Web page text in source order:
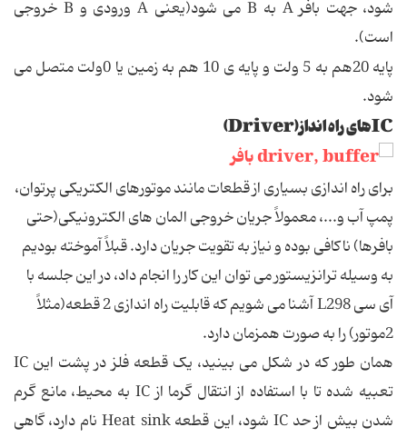
شود، جهت بافر A به B می شود(یعنی A ورودی و B خروجی
است).
پایه 20هم به 5 ولت و پایه ی 10 هم به زمین یا 0ولت متصل می
شود.
ICهای راه انداز(Driver)
برای راه اندازی بسیاری از قطعات مانند موتورهای الکتریکی پرتوان،
پمپ آب و...، معمولاً جریان خروجی المان های الکترونیکی(حتی
بافرها) ناکافی بوده و نیاز به تقویت جریان دارد. قبلاً آموخته بودیم
به وسیله ترانزیستور می توان این کار را انجام داد، در این جلسه با
آی سی L298 آشنا می شویم که قابلیت راه اندازی 2 قطعه(مثلاً
2موتور) را به صورت همزمان دارد.
همان طور که در شکل می بینید، یک قطعه فلز در پشت این IC
تعبیه شده تا با استفاده از انتقال گرما از IC به محیط، مانع گرم
شدن بیش از حد IC شود، این قطعه Heat sink نام دارد، گاهی